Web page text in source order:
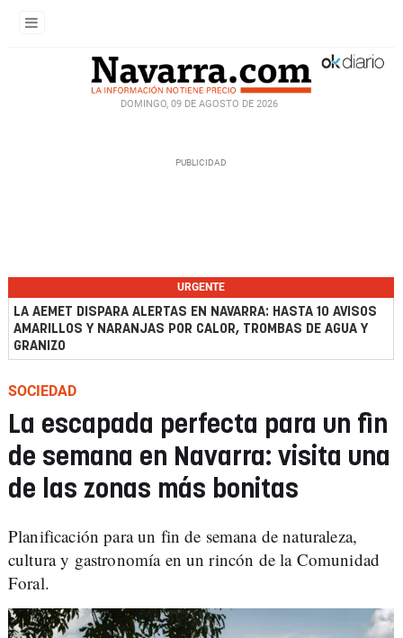
DOMINGO, 09 DE AGOSTO DE 2026
URGENTE
LA AEMET DISPARA ALERTAS EN NAVARRA: HASTA 10 AVISOS
AMARILLOS Y NARANJAS POR CALOR, TROMBAS DE AGUA Y
GRANIZO
SOCIEDAD
La escapada perfecta para un fin
de semana en Navarra: visita una
de las zonas más bonitas
Planificación para un fin de semana de naturaleza,
cultura y gastronomía en un rincón de la Comunidad
Foral.